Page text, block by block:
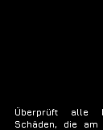
Überprüft alle
Schäden, die